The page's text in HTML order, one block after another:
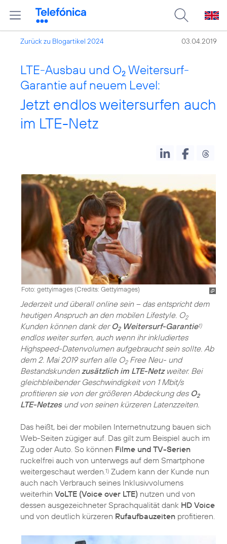
Zurück zu Blogartikel 2024 03.04.2019
LTE-Ausbau und O2 Weitersurf-
Garantie auf neuem Level:
Jetzt endlos weitersurfen auch
im LTE-Netz
Foto: gettyimages (Credits: Gettyimages)
Jederzeit und überall online sein – das entspricht dem
heutigen Anspruch an den mobilen Lifestyle. O2
Kunden können dank der O2Weitersurf-Garantie1)
endlos weiter surfen, auch wenn ihr inkludiertes
Highspeed-Datenvolumen aufgebraucht sein sollte. Ab
dem 2. Mai 2019 surfen alle O2Free Neu- und
Bestandskunden zusätzlich im LTE-Netzweiter. Bei
gleichbleibender Geschwindigkeit von 1 Mbit/s
profitieren sie von der größeren Abdeckung des O2
LTE-Netzesund von seinen kürzeren Latenzzeiten.
Das heißt, bei der mobilen Internetnutzung bauen sich
Web-Seiten zügiger auf. Das gilt zum Beispiel auch im
Zug oder Auto. So können Filme und TV-Serien
ruckelfrei auch von unterwegs auf dem Smartphone
weitergeschaut werden. 1) Zudem kann der Kunde nun
auch nach Verbrauch seines Inklusivvolumens
weiterhin VoLTE (Voice over LTE) nutzen und von
dessen ausgezeichneter Sprachqualität dank HD Voice
und von deutlich kürzeren Rufaufbauzeiten profitieren.